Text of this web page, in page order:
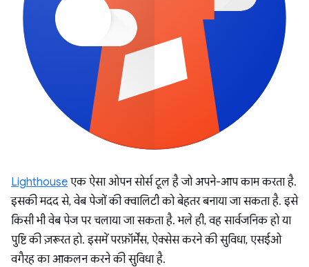
Lighthouse एक ऐसा ओपन सोर्स टूल है जो अपने-आप काम करता है.
इसकी मदद से, वेब पेजों की क्वालिटी को बेहतर बनाया जा सकता है. इसे
किसी भी वेब पेज पर चलाया जा सकता है. भले ही, वह सार्वजनिक हो या
पुष्टि की ज़रूरत हो. इसमें परफ़ॉर्मेंस, ऐक्सेस करने की सुविधा, एसईओ
वगैरह का आकलन करने की सुविधा है.